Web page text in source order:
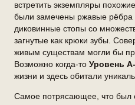
встретить экземпляры
были замечены ржавые рёбра
диковинные стопы со
загнутые как крюки зубы.
живым существам могли бы
Возможно когда-то Уровень
жизни и здесь обитали
Самое потрясающее, что был